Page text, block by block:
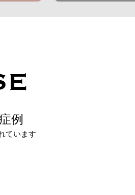
例
ています